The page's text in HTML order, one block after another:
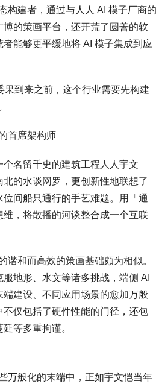
构建者，通过与人人 AI 模子厂商的
的策画平台，还开荒了圆善的软
能够更平缓地将 AI 模子集成到应
果到来之前，这个行业需要先构建
首席架构师
名留千史的建筑工程人人宇文
的水谈网罗，更创新性地联想了
间船只通行的手艺难题。用「通
，将散播的河谈整合成一个互联
谐和而高效的策画基础颇为相似。
地形、水文等诸多挑战，端侧 AI
端建设、不同应用场景的愈加万般
仅包括了硬件性能的门径，还包
等多重拘谨。
万般化的末端中，正如宇文恺当年